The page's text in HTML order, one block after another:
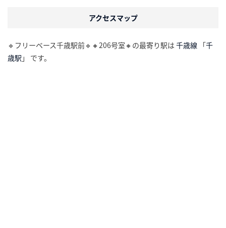
アクセスマップ
🔹フリーベース千歳駅前🔹🔸206号室🔸の最寄り駅は 千歳線 「千
歳駅 」 です。